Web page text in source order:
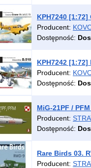
KPH7240 [1:72]
Producent:
Dostępność:
KPH7242
Producent:
Dostępność:
MiG-21PF /
Producent:
Dostępność:
Rare Birds 03.
Producent: